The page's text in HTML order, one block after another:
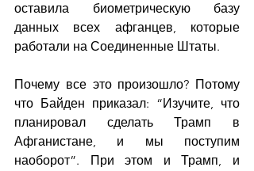
оставила биометрическую базу
данных всех афганцев, которые
работали на Соединенные Штаты.
Почему все это произошло? Потому
что Байден приказал: “Изучите, что
планировал сделать Трамп в
Афганистане, и мы поступим
наоборот”. При этом и Трамп, и